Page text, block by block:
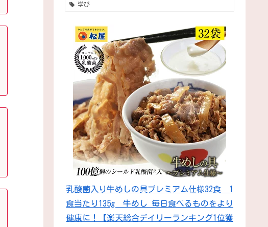
学び
乳酸菌入り牛めしの具プレミアム仕様32食 1
食当たり135g 牛めし 毎日食べるものをより
健康に！【楽天総合デイリーランキング1位獲